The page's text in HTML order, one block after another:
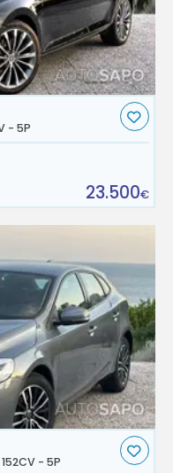
- 5P
23.500€
152CV - 5P